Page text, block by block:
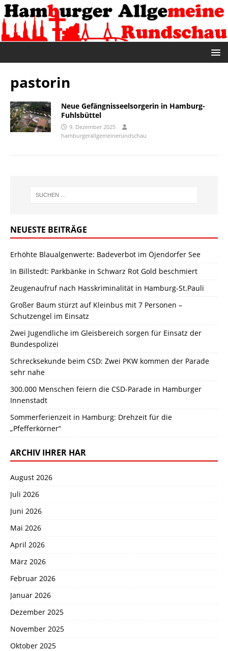
pastorin
Neue Gefängnisseelsorgerin in Hamburg-
Fuhlsbüttel
9. Dezember 2025
hamburgerallgemeinerundschau
NEUESTE BEITRÄGE
Erhöhte Blaualgenwerte: Badeverbot im Öjendorfer See
In Billstedt: Parkbänke in Schwarz Rot Gold beschmiert
Zeugenaufruf nach Hasskriminalität in Hamburg-St.Pauli
Großer Baum stürzt auf Kleinbus mit 7 Personen –
Schutzengel im Einsatz
Zwei Jugendliche im Gleisbereich sorgen für Einsatz der
Bundespolizei
Schrecksekunde beim CSD: Zwei PKW kommen der Parade
sehr nahe
300.000 Menschen feiern die CSD-Parade in Hamburger
Innenstadt
Sommerferienzeit in Hamburg: Drehzeit für die
„Pfefferkörner“
ARCHIV IHRER HAR
August 2026
Juli 2026
Juni 2026
Mai 2026
April 2026
März 2026
Februar 2026
Januar 2026
Dezember 2025
November 2025
Oktober 2025